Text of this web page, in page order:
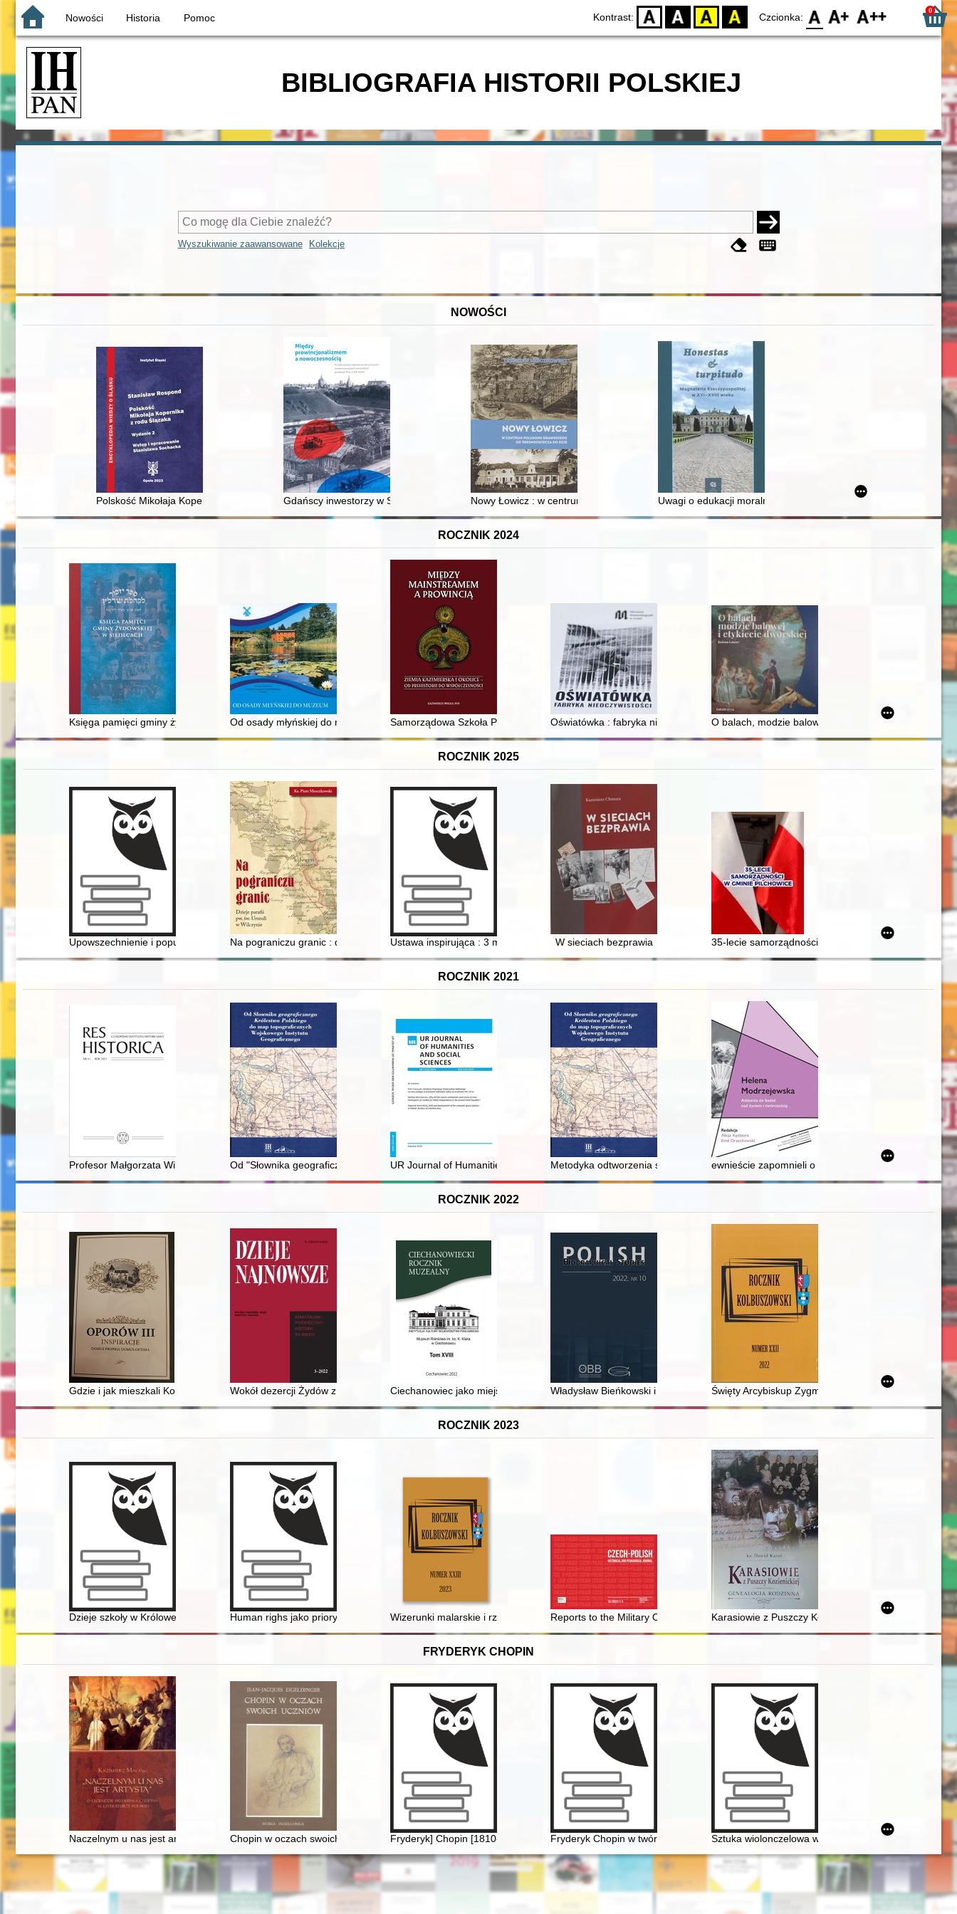
Nowości Historia Pomoc Kontrast: D BW YB BY Czcionka: F0 F1 F2 0
BIBLIOGRAFIA HISTORII POLSKIEJ
Wyszukiwanie zaawansowane Kolekcje
NOWOŚCI
Polskość Mikołaja Kopernika z rodu ŚlązakaGdańscy inwestorzy w Sopocie : prestiż finansowy i towarzyski lokalnego mieszczaństwa w 2. poł. XIX w
Nowy Łowicz : w centrum poligonu drawskiego od średniowiecza do dziśUwagi o edukacji moralnej synów szlacheckich w XVI-wiecznej
ROCZNIK 2024
Księga pamięci gminy żydowskiej w Siedlcach : wspomnienia = Sefer yizkor li-kehilat Shedlits : li-shenat arbaʻ ʻesreh le-ḥurbanah
Od osady młyńskiej do muzeum Samorządowa Szkoła Podstawowa Nr 1 im. Hugona Kołłątaja w Kazimierzy Wielkiej jako przykład roli Tadeusza
Oświatówka : fabryka nieoczywistości : anegdoty, wspomnienia, obrazy
O balach, modzie balowej i etykiecie dworskiej
ROCZNIK 2025
Upowszechnienie i popularyzacja wiedzy o historii polskich kobiet : wybrane przykłady = Dissemination and popularization of knowledge about the history of Polish women : selected examples
Na pograniczu granic : dzieje parafii pw. św. Urszuli w Wilczynie
Ustawa inspirująca : 3 maj 1791 rokuW sieciach bezprawia 35-lecie samorządności w gminie Pilchowice 1990-
ROCZNIK 2021
Profesor Małgorzata Willaume (17 I 1951 - 21 XII 2020) : badaczka dziejów Rumunii i związków polsko-francuskich XIX/XX w
Od "Słownika geograficznego Królestwa Polskiego" do map topograficznych Wojskowego Instytutu Geograficznego
UR Journal of Humanities and Social Sciences. 2019, nr 3Metodyka odtworzenia sieci osadniczej z obszaru II Rzeczypospolitej
ewnieście zapomnieli o tej wielkiej aktorce" :
ROCZNIK 2022
Gdzie i jak mieszkali Koniecpolscy w XV wiekuWokół dezercji Żydów z Armii Polskiej na Wschodzie i konfliktu w Palestynie : sprawa zajść w kibucach Chulda i Ramat ha-Kowesz w 1943r
Ciechanowiec jako miejsce wypoczynku i rekreacji (od końca XIX w. do 1939 r.)
Władysław Bieńkowski i jego idee w dwudziestoleciu międzywojennym
Święty Arcybiskup Zygmunt Szczęsny Feliński :
ROCZNIK 2023
Dzieje szkoły w Królowej Polskiej w stuletniej historii jej istnienia (1899-1999)
Human righs jako priorytet polityki administracji Jimmy'ego Cartera w okresie od stycznia do sierpnia 1977 : definiowanie celów i metod = Human rights as a
Wizerunki malarskie i rzeźbiarskie św. Kingi z XVIII i XIX wieku z kopalni soli zachowane w Bochni
Reports to the Military Office of the President of the Republic in Czechoslovakia on the
Karasiowie z Puszczy Kozienickiej : genealogia
FRYDERYK CHOPIN
Naczelnym u nas jest artystą". O legendzie Fryderyka Chopina w literaturze polskiej
Chopin w oczach swoich uczniów Fryderyk] Chopin [1810-1849]. Życie i droga twórczaFryderyk Chopin w twórczości Jarosława Iwaszkiewicza (w roku Chopina - 2010 - w
Sztuka wiolonczelowa w polskiej i rosyjskiej kulturze